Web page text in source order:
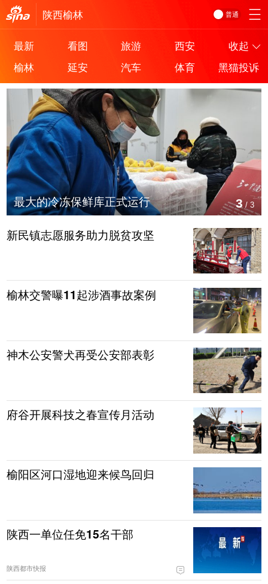
普通
陕西榆林
最新 看图 旅游 西安
收起
榆林
延安 汽车 体育 黑猫投诉
最大的冷冻保鲜库正式运行 3 /3
新民镇志愿服务助力脱贫攻坚
榆林交警曝11起涉酒事故案例
神木公安警犬再受公安部表彰
府谷开展科技之春宣传月活动
榆阳区河口湿地迎来候鸟回归
陕西一单位任免15名干部
陕西都市快报